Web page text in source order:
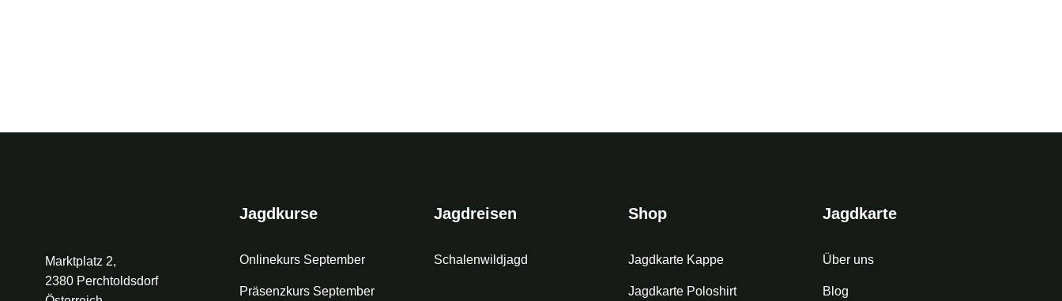
Marktplatz 2,
2380 Perchtoldsdorf
Jagdkurse
Onlinekurs September
Präsenzkurs September
Jagdreisen
Schalenwildjagd
Shop
Jagdkarte Kappe
Jagdkarte Poloshirt
Jagdkarte
Über uns
Blog